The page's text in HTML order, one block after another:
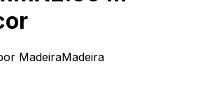
MadeiraMadeira